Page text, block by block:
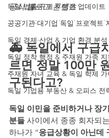
독일 법률·규제 & 행정 업데이트
공공기관·대기업 독일 프로젝트
독일 경제·산업 & 기업 환경 분석
독일 정착 행정 & 주재원 가족 지
주재원 자녀 교육 & 독일 학제
독일 기업용 부동산 & 오피스 전
공식 블로그 콘텐츠
🚑 독일에서 구급
르면 정말 100만
구된다고?
독일 이민을 준비하거나 장
분들 사이에서 종종 회자되
하나가 “응급상황이 아닌데